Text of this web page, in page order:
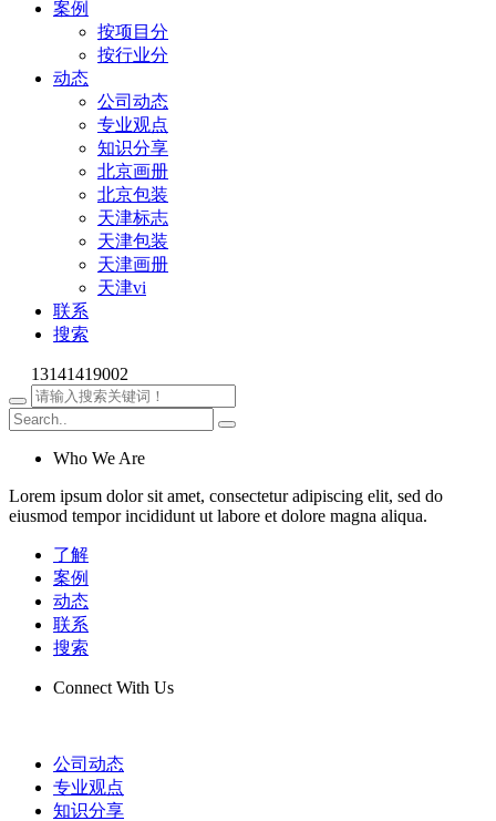
案例
按项目分
按行业分
动态
公司动态
专业观点
知识分享
北京画册
北京包装
天津标志
天津包装
天津画册
天津vi
联系
搜索
13141419002
Who We Are
Lorem ipsum dolor sit amet, consectetur adipiscing elit, sed do
eiusmod tempor incididunt ut labore et dolore magna aliqua.
了解
案例
动态
联系
搜索
Connect With Us
公司动态
专业观点
知识分享